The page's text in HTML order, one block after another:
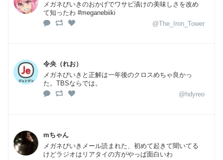
メガネびいきのおかげでワサビ漬けの美味しさを改め
て知ったわ #meganebiiki
@The_Iron_Tower
令央（れお）
メガネびいきと正解は一年後のクロスめちゃ良かっ
た。TBSならでは。
@hdyreo
mちゃん
メガネびいきメール読まれた、初めて起きて聞いてる
けどラジオはリアタイの方がやっぱ面白いわ